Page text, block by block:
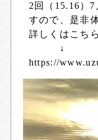
2回（15.16）
すので、是非
詳しくはこち
↓
https://